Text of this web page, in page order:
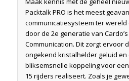
Packtalk PRO is het meest
communicatiesysteem ter
door de 2e generatie van
Communication. Dit zorgt ervoor
ongekend kristalhelder geluid en
bliksemsnelle koppeling voor
15 rijders realiseert. Zoals je